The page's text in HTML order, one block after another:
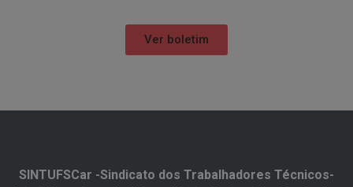
Ver boletim
SINTUFSCar -Sindicato dos Trabalhadores Técnicos-